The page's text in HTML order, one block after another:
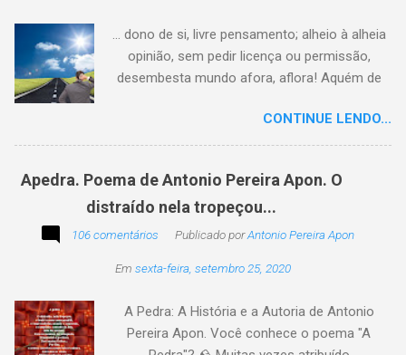
... dono de si, livre pensamento; alheio à alheia
opinião, sem pedir licença ou permissão,
desembesta mundo afora, aflora! Aquém de
sem pitaco, intromissão... Antonio Pereira
Apon. No blog Filosofando na vida , a
uma frase, verso,
poesia, pensamento, mensagem… Sobre uma
imagem postada a cada quinzena. Acima, a
participação na segunda edição dessa
encantando . Segue a sós o caminhante,
itinerante pensador, sob o céu, sobre o
CONTINUE LENDO...
Apedra. Poema de Antonio Pereira Apon. O
distraído nela tropeçou...
106 comentários Publicado porAntonio Pereira Apon
Em sexta-feira, setembro 25, 2020
A Pedra: A História e a Autoria de Antonio
Pereira Apon. Você conhece o poema "A